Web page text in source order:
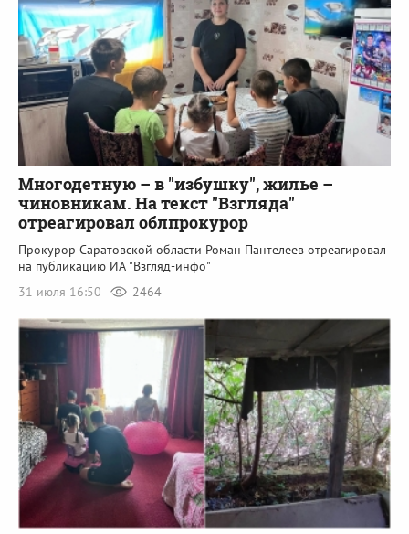
Многодетную – в "избушку", жилье –
чиновникам. На текст "Взгляда"
отреагировал облпрокурор
Прокурор Саратовской области Роман Пантелеев отреагировал
на публикацию ИА "Взгляд-инфо"
31 июля 16:50
2464